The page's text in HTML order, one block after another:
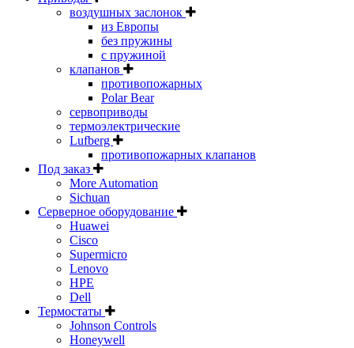
воздушных заслонок
из Европы
без пружины
с пружиной
клапанов
противопожарных
Polar Bear
сервоприводы
термоэлектрические
Lufberg
противопожарных клапанов
Под заказ
More Automation
Sichuan
Серверное оборудование
Huawei
Cisco
Supermicro
Lenovo
HPE
Dell
Термостаты
Johnson Controls
Honeywell